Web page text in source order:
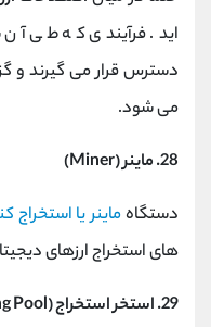
اید. فرآیندی که طی
دسترس قرار می گیرند و
می شود.
28. ماینر (Miner)
دستگاهماینر یا استخراج
های استخراج ارزهای
29. استخر استخراج (Mining Pool)